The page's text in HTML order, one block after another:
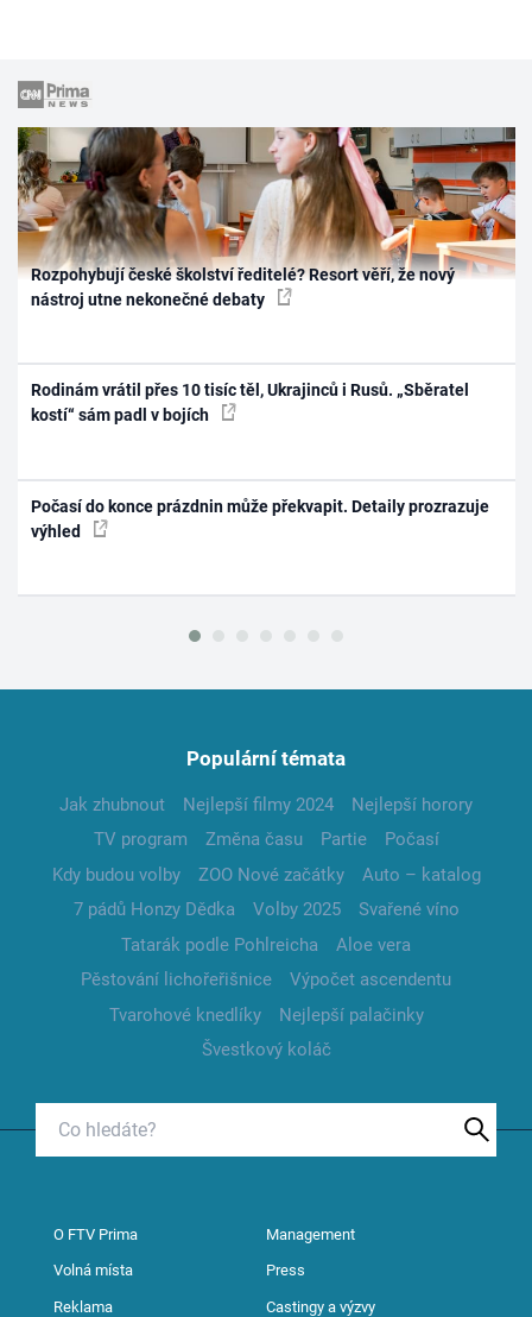
Rozpohybují české školství ředitelé? Resort věří, že nový
nástroj utne nekonečné debaty
Rodinám vrátil přes 10 tisíc těl, Ukrajinců i Rusů. „Sběratel
kostí“ sám padl v bojích
Počasí do konce prázdnin může překvapit. Detaily prozrazuje
výhled
Populární témata
Jak zhubnout Nejlepší filmy 2024
Nejlepší horory
TV program
Změna času Partie
Počasí
Kdy budou volby
ZOO Nové začátky
Auto – katalog
7 pádů Honzy Dědka
Volby 2025
Svařené víno
Tatarák podle Pohlreicha
Aloe vera
Pěstování lichořeřišnice
Výpočet ascendentu
Tvarohové knedlíky
Nejlepší palačinky
Švestkový koláč
O FTV Prima Management
Volná místa Press
Reklama Castingy a výzvy